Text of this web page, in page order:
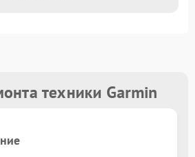
техники Garmin